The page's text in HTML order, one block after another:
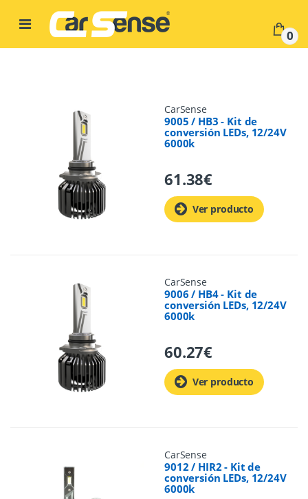
0
CarSense
9005 / HB3 - Kit de
conversión LEDs, 12/24V
6000k
61.38€
Ver producto
CarSense
9006 / HB4 - Kit de
conversión LEDs, 12/24V
6000k
60.27€
Ver producto
CarSense
9012 / HIR2 - Kit de
conversión LEDs, 12/24V
6000k